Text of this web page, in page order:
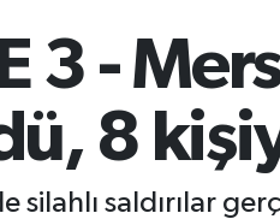
3 -
8
silahlı saldırılar